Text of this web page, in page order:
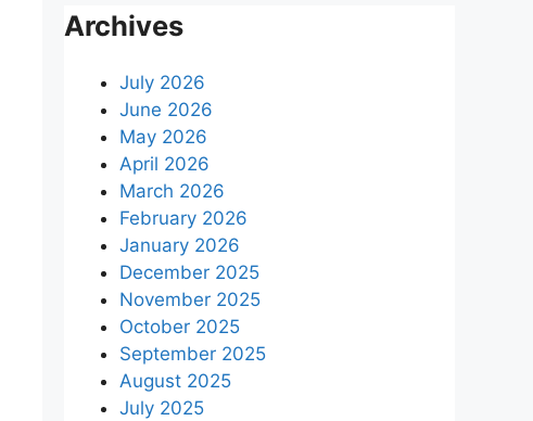
Archives
July 2026
June 2026
May 2026
April 2026
March 2026
February 2026
January 2026
December 2025
November 2025
October 2025
September 2025
August 2025
July 2025